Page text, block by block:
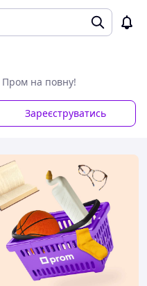
Пром на повну!
Зареєструватись